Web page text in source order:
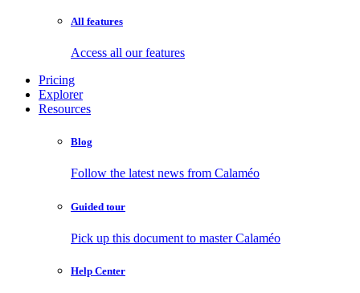
All features
Access all our features
Pricing
Explorer
Resources
Blog
Follow the latest news from Calaméo
Guided tour
Pick up this document to master Calaméo
Help Center